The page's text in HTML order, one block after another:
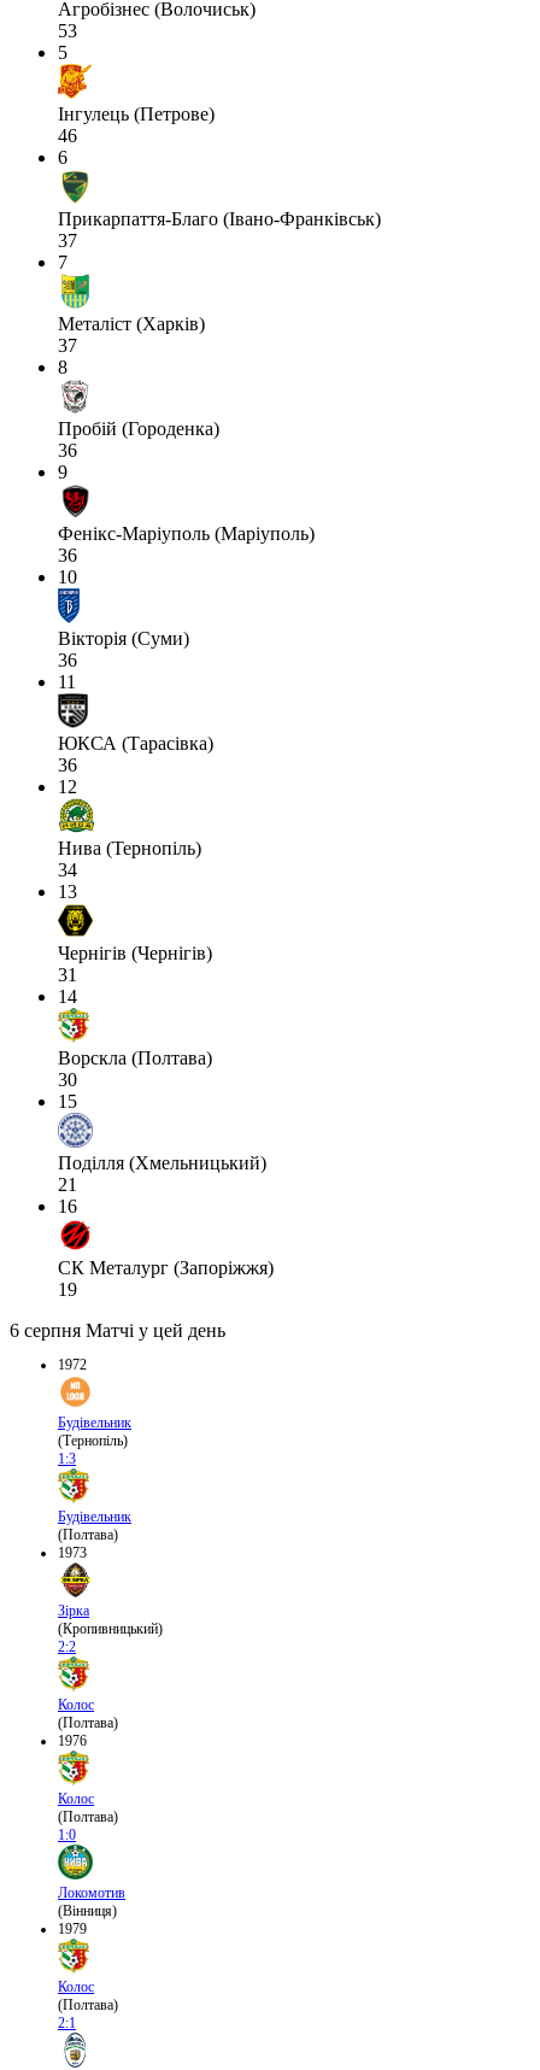
Агробізнес (Волочиськ)
53
5
Інгулець (Петрове)
46
6
Прикарпаття-Благо (Івано-Франківськ)
37
7
Металіст (Харків)
37
8
Пробій (Городенка)
36
9
Фенікс-Маріуполь (Маріуполь)
36
10
Вікторія (Суми)
36
11
ЮКСА (Тарасівка)
36
12
Нива (Тернопіль)
34
13
Чернігів (Чернігів)
31
14
Ворскла (Полтава)
30
15
Поділля (Хмельницький)
21
16
СК Металург (Запоріжжя)
19
6 серпня Матчі у цей день
1972
Будівельник
(Тернопіль)
1:3
Будівельник
(Полтава)
1973
Зірка
(Кропивницький)
2:2
Колос
(Полтава)
1976
Колос
(Полтава)
1:0
Локомотив
(Вінниця)
1979
Колос
(Полтава)
2:1